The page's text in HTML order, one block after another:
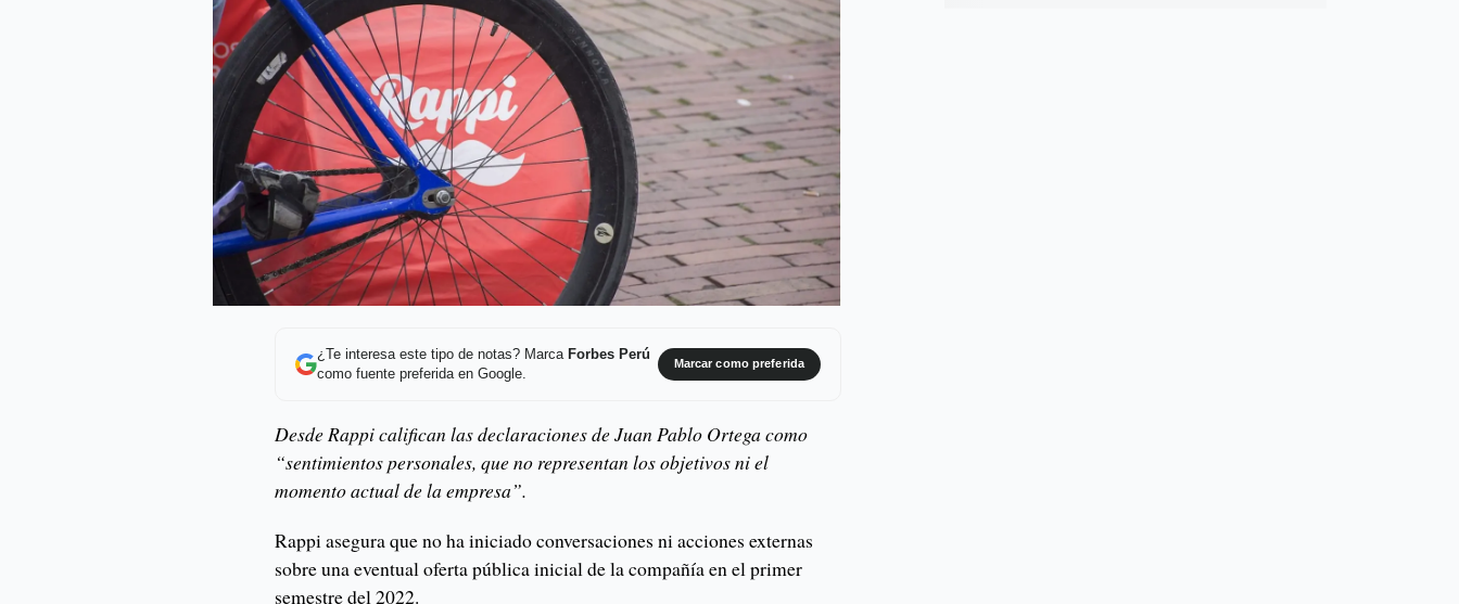
¿Te interesa este tipo de notas? Marca Forbes Perú
como fuente preferida en Google.
Marcar como preferida
Desde Rappi califican las declaraciones de Juan Pablo Ortega como
“sentimientos personales, que no representan los objetivos ni el
momento actual de la empresa”.
Rappi asegura que no ha iniciado conversaciones ni acciones externas
sobre una eventual oferta pública inicial de la compañía en el primer
semestre del 2022.